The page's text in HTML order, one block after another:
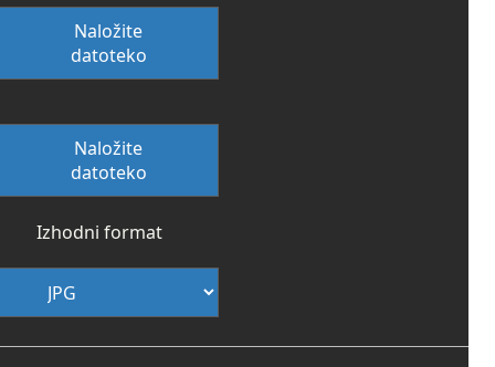
Naložite
datoteko
Naložite
datoteko
Izhodni format